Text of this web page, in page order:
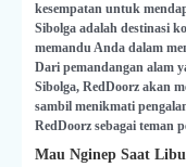
kesempatan untuk
Sibolga adalah destinasi
memandu Anda dalam
Dari pemandangan alam
Sibolga, RedDoorz akan
sambil menikmati
RedDoorz sebagai teman
Mau Nginep Saat